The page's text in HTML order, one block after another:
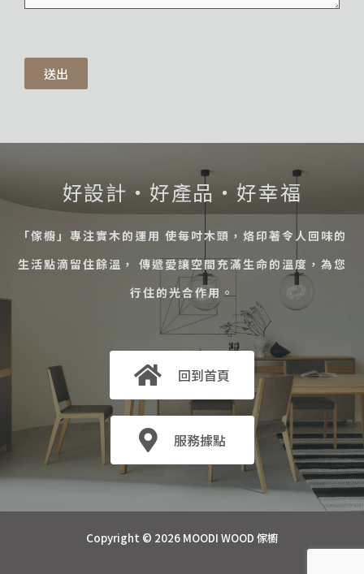
送出
好設計・好產品・好幸福
「傢櫥」專注實木的運用 使每吋木頭，烙印著令人回味的
生活點滴留住餘溫， 傳遞愛讓空間充滿生命的溫度，為您
行住的光合作用。
回到首頁
服務據點
Copyright © 2026 MOODI WOOD 傢櫥